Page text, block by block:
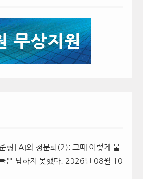
형] AI와 청문회(2): 그때 이렇게 물
은 답하지 못했다.
2026년 08월 10